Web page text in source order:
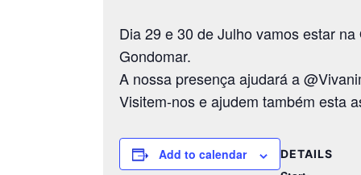
Dia 29 e 30 de Julho vamos estar na
Gondomar.
A nossa presença ajudará a @
Visitem-nos e ajudem também esta
Add to calendar DETAILS